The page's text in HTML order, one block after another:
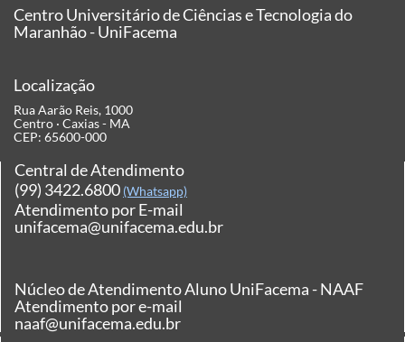
Centro Universitário de Ciências e Tecnologia do
Maranhão - UniFacema
Localização
Rua Aarão Reis, 1000
Centro · Caxias - MA
CEP: 65600-000
Central de Atendimento
(99) 3422.6800 (Whatsapp)
Atendimento por E-mail
unifacema@unifacema.edu.br
Núcleo de Atendimento Aluno UniFacema - NAAF
Atendimento por e-mail
naaf@unifacema.edu.br